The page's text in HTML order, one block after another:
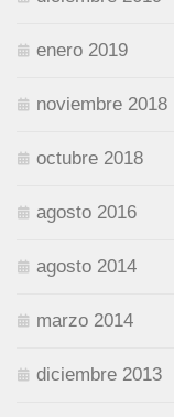
enero 2019
noviembre 2018
octubre 2018
agosto 2016
agosto 2014
marzo 2014
diciembre 2013